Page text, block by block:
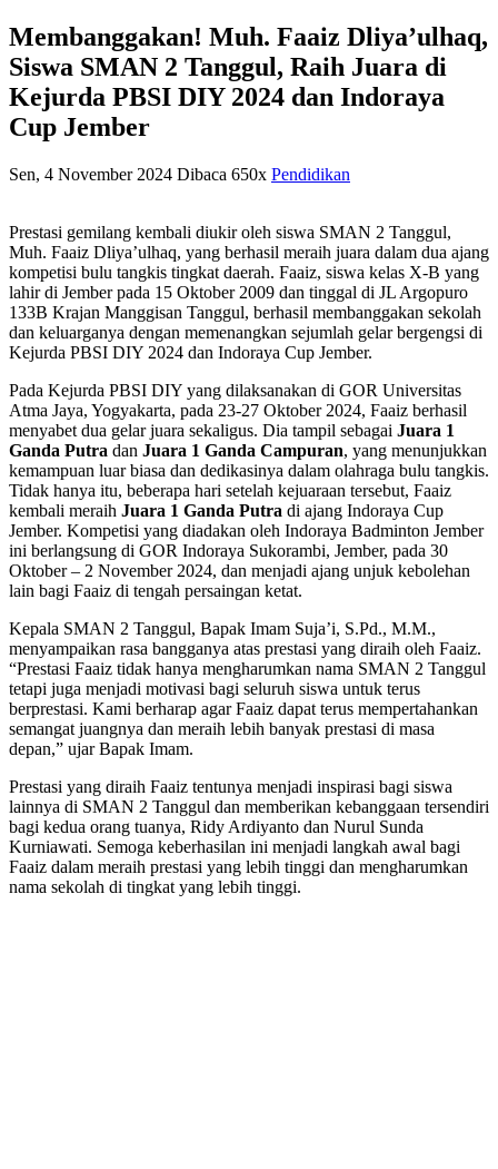
Membanggakan! Muh. Faaiz Dliya’ulhaq,
Siswa SMAN 2 Tanggul, Raih Juara di
Kejurda PBSI DIY 2024 dan Indoraya
Cup Jember
Sen, 4 November 2024 Dibaca 650x Pendidikan
Prestasi gemilang kembali diukir oleh siswa SMAN 2 Tanggul,
Muh. Faaiz Dliya’ulhaq, yang berhasil meraih juara dalam dua ajang
kompetisi bulu tangkis tingkat daerah. Faaiz, siswa kelas X-B yang
lahir di Jember pada 15 Oktober 2009 dan tinggal di JL Argopuro
133B Krajan Manggisan Tanggul, berhasil membanggakan sekolah
dan keluarganya dengan memenangkan sejumlah gelar bergengsi di
Kejurda PBSI DIY 2024 dan Indoraya Cup Jember.
Pada Kejurda PBSI DIY yang dilaksanakan di GOR Universitas
Atma Jaya, Yogyakarta, pada 23-27 Oktober 2024, Faaiz berhasil
menyabet dua gelar juara sekaligus. Dia tampil sebagai Juara 1
Ganda Putra dan Juara 1 Ganda Campuran, yang menunjukkan
kemampuan luar biasa dan dedikasinya dalam olahraga bulu tangkis.
Tidak hanya itu, beberapa hari setelah kejuaraan tersebut, Faaiz
kembali meraih Juara 1 Ganda Putra di ajang Indoraya Cup
Jember. Kompetisi yang diadakan oleh Indoraya Badminton Jember
ini berlangsung di GOR Indoraya Sukorambi, Jember, pada 30
Oktober – 2 November 2024, dan menjadi ajang unjuk kebolehan
lain bagi Faaiz di tengah persaingan ketat.
Kepala SMAN 2 Tanggul, Bapak Imam Suja’i, S.Pd., M.M.,
menyampaikan rasa bangganya atas prestasi yang diraih oleh Faaiz.
“Prestasi Faaiz tidak hanya mengharumkan nama SMAN 2 Tanggul
tetapi juga menjadi motivasi bagi seluruh siswa untuk terus
berprestasi. Kami berharap agar Faaiz dapat terus mempertahankan
semangat juangnya dan meraih lebih banyak prestasi di masa
depan,” ujar Bapak Imam.
Prestasi yang diraih Faaiz tentunya menjadi inspirasi bagi siswa
lainnya di SMAN 2 Tanggul dan memberikan kebanggaan tersendiri
bagi kedua orang tuanya, Ridy Ardiyanto dan Nurul Sunda
Kurniawati. Semoga keberhasilan ini menjadi langkah awal bagi
Faaiz dalam meraih prestasi yang lebih tinggi dan mengharumkan
nama sekolah di tingkat yang lebih tinggi.